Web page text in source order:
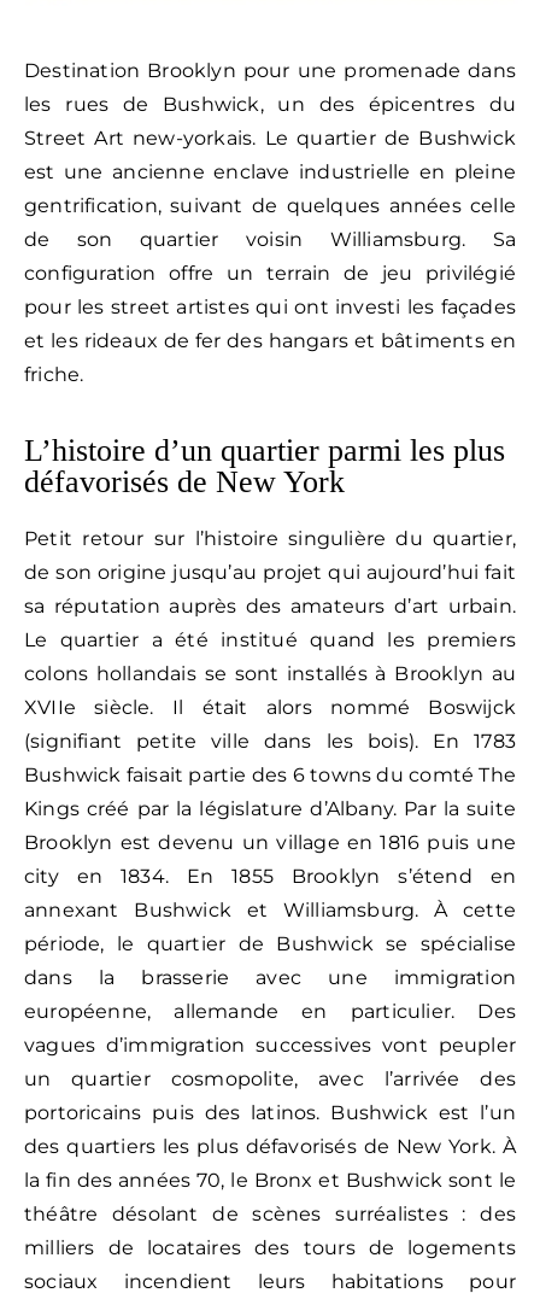
CGV
Destination Brooklyn pour une promenade dans
les rues de Bushwick, un des épicentres du
Street Art new-yorkais. Le quartier de Bushwick
est une ancienne enclave industrielle en pleine
gentrification, suivant de quelques années celle
de son quartier voisin Williamsburg. Sa
configuration offre un terrain de jeu privilégié
pour les street artistes qui ont investi les façades
et les rideaux de fer des hangars et bâtiments en
friche.
L’histoire d’un quartier parmi les plus
défavorisés de New York
Petit retour sur l’histoire singulière du quartier,
de son origine jusqu’au projet qui aujourd’hui fait
sa réputation auprès des amateurs d’art urbain.
Le quartier a été institué quand les premiers
colons hollandais se sont installés à Brooklyn au
XVIIe siècle. Il était alors nommé Boswijck
(signifiant petite ville dans les bois). En 1783
Bushwick faisait partie des 6 towns du comté The
Kings créé par la législature d’Albany. Par la suite
Brooklyn est devenu un village en 1816 puis une
city en 1834. En 1855 Brooklyn s’étend en
annexant Bushwick et Williamsburg. À cette
période, le quartier de Bushwick se spécialise
dans la brasserie avec une immigration
européenne, allemande en particulier. Des
vagues d’immigration successives vont peupler
un quartier cosmopolite, avec l’arrivée des
portoricains puis des latinos. Bushwick est l’un
des quartiers les plus défavorisés de New York. À
la fin des années 70, le Bronx et Bushwick sont le
théâtre désolant de scènes surréalistes : des
milliers de locataires des tours de logements
sociaux incendient leurs habitations pour